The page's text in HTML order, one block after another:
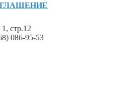
стр.12
086-95-53